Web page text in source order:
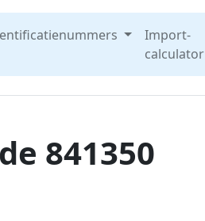
Import-
calculator
841350